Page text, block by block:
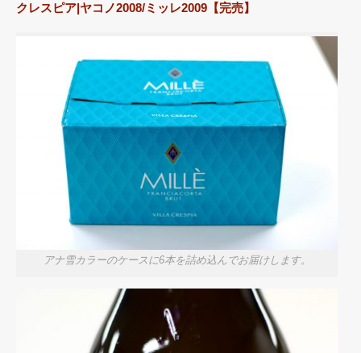
クレスピア|ヤコノ2008/ミッレ2009【完売】
アナ雪カラーのケースに6本を詰め込んでお届けします。